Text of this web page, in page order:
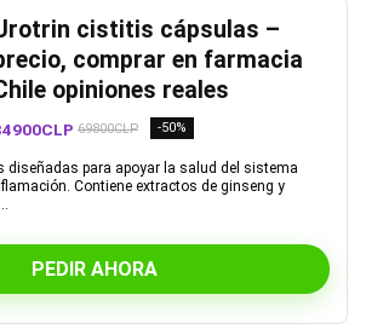
cistitis cápsulas –
comprar en farmacia
opiniones reales
69800CLP -50%
diseñadas para apoyar la salud del sistema
Contiene extractos de ginseng y
PEDIR AHORA